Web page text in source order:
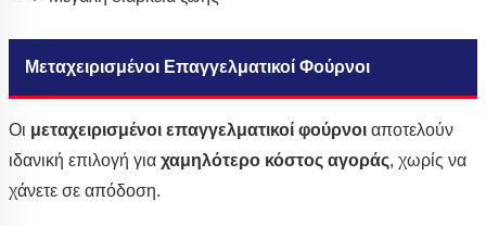
Μεταχειρισμένοι Επαγγελματικοί Φούρνοι
Οι μεταχειρισμένοι επαγγελματικοί φούρνοι αποτελούν
ιδανική επιλογή για χαμηλότερο κόστος αγοράς, χωρίς να
χάνετε σε απόδοση.